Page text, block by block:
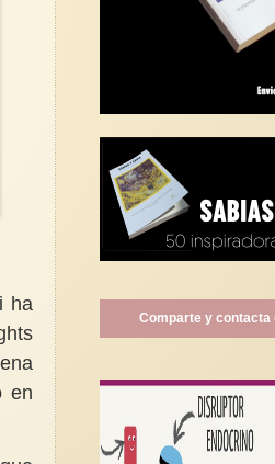
ha
en
Comparte y contacta